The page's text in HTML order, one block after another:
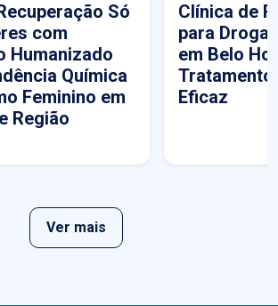
Só
com
Humanizado
Química
Feminino em
Região
Clínica de
para
em Belo
Tratamento
Eficaz
Ver mais